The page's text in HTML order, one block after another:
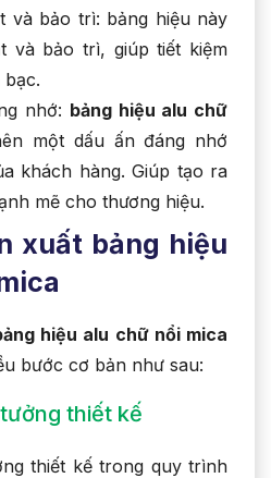
và bảo trì: bảng hiệu này
và bảo trì, giúp tiết kiệm
bạc.
nhớ: bảng hiệu alu chữ
một dấu ấn đáng nhớ
khách hàng. Giúp tạo ra
mẽ cho thương hiệu.
xuất bảng hiệu
hiệu alu chữ nổi mica
bước cơ bản như sau:
thiết kế
thiết kế trong quy trình